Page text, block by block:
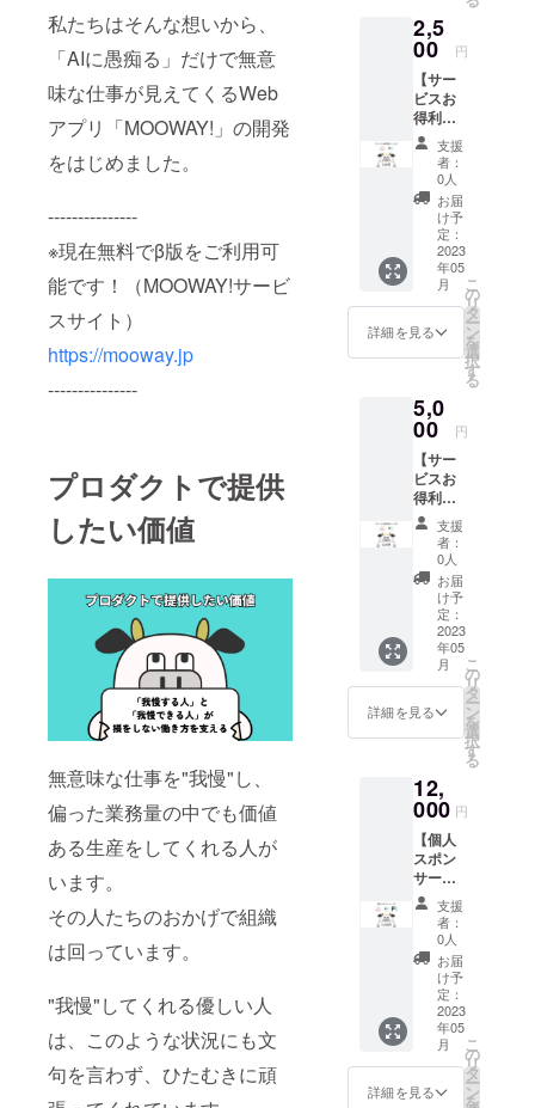
私たちはそんな想いから、
「AIに愚痴る」だけで無意
味な仕事が見えてくるWeb
アプリ「MOOWAY!」の開発
をはじめました。
---------------
※現在無料でβ版をご利用可
能です！（MOOWAY!サービ
スサイト）
https://mooway.jp
---------------
プロダクトで提供
したい価値
無意味な仕事を"我慢"し、
偏った業務量の中でも価値
ある生産をしてくれる人が
います。
その人たちのおかげで組織
は回っています。
"我慢"してくれる優しい人
は、このような状況にも文
句を言わず、ひたむきに頑
ます。
「MOO
WAY!」
開発
チーム
より、
感謝の
気持ち
を込め
てお礼
のメッ
セージ
をお送
りしま
す。
※CAMP
FIREの
てメッ
セージ
をお届
けしま
す。 支
援時に
上乗せ
支援が
可能で
す。応
援のお
気持ち
上乗せ
いただ
けます
と大変
嬉しい
2,5
00 円
【サー
ビスお
得利用
コース
A】
「MOO
WAY!」
の正式
リリー
ス後
に、有
料で提
供予定
のプラ
ンをお
得にご
ただけ
るプラ
ンで
す。
1,000
円/月の
有料プ
ランを
3ヵ月間
ご利用
いただ
けま
す。
※CAMP
FIREの
メッ
セージ
セージ
をお届
けしま
す。
※2023
年5月上
旬の正
式サー
ビスリ
リース
後、5月
中旬ま
でに
メール
アドレ
ス宛に
お得利
支援
者：
0人
お届
け予
定：
2023
年05
月
詳細を見る
こ
の
リ
タ
ー
ン
を
選
択
す
る
5,0
00 円
【サー
ビスお
得利用
コース
B】
「MOO
WAY!」
の正式
リリー
ス後
に、有
料で提
供予定
のプラ
ンをお
得にご
ただけ
るプラ
ンで
す。
1,000
円/月の
有料プ
ランを
6ヵ月間
ご利用
いただ
けま
す。
※CAMP
FIREの
メッ
セージ
支援
者：
0人
お届
け予
定：
2023
年05
月
詳細を見る
こ
の
リ
タ
ー
ン
を
選
択
す
る
12,
000 円
【個人
スポン
サー
コー
ス】
「MOO
WAY!」
個人ス
ポン
サーに
なれる
権利で
す。
「MOO
支援
者：
0人
お届
け予
定：
2023
年05
月
詳細を見る
こ
の
リ
タ
ー
ン
を